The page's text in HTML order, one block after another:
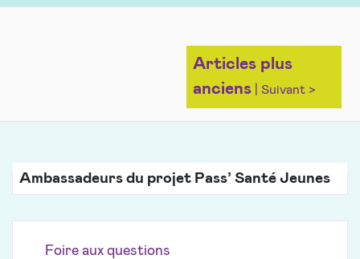
Articles plus
anciens
Ambassadeurs du projet Pass’ Santé Jeunes
Foire aux questions